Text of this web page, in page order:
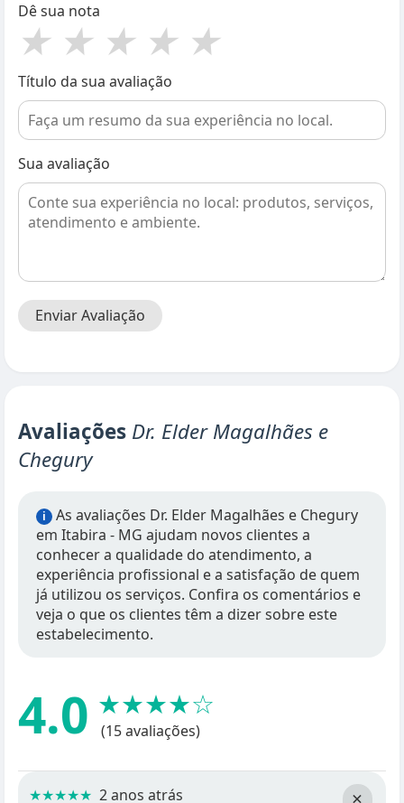
Dê sua nota
★ ★ ★ ★ ★
Título da sua avaliação
Sua avaliação
Enviar Avaliação
Avaliações Dr. Elder Magalhães e
Chegury
i
As avaliações Dr. Elder Magalhães e Chegury
em Itabira - MG ajudam novos clientes a
conhecer a qualidade do atendimento, a
experiência profissional e a satisfação de quem
já utilizou os serviços. Confira os comentários e
veja o que os clientes têm a dizer sobre este
estabelecimento.
4.0 ★★★★☆
(15 avaliações)
★★★★★ 2 anos atrás